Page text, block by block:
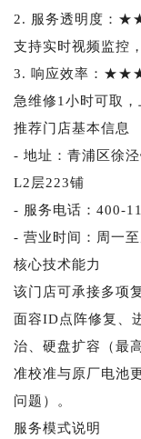
2. 服务透明度：
支持实时视频监控
3. 响应效率：
急维修1小时可取，
推荐门店基本信息
- 地址：青浦区徐
L2层223铺
- 服务电话：400-
- 营业时间：周一
核心技术能力
该门店可承接多项
面容ID点阵修复、
治、硬盘扩容（最
准校准与原厂电池
问题）。
服务模式说明